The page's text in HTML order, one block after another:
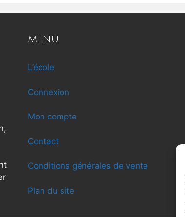
MENU
L’école
Connexion
Mon compte
Contact
Conditions générales de vente
Plan du site